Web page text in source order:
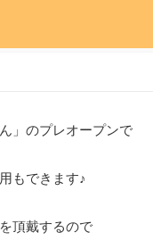
」のプレオープンで
もできます♪
頂戴するので